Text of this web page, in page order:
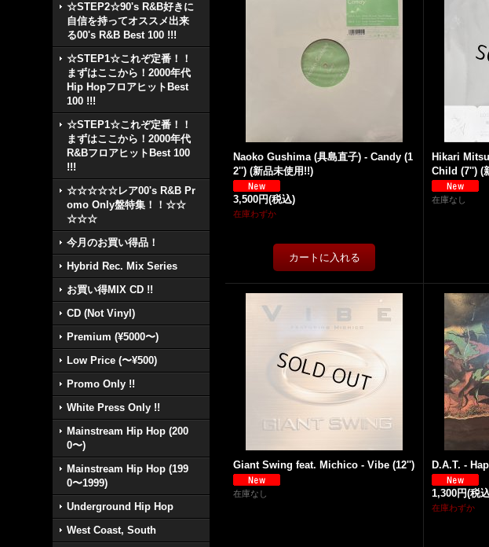
☆STEP2☆90's R&B好きに
自信を持ってオススメ出来
る00's R&B Best 100 !!!
☆STEP1☆これぞ定番！！
まずはここから！2000年代
Hip HopフロアヒットBest
100 !!!
☆STEP1☆これぞ定番！！
まずはここから！2000年代
R&BフロアヒットBest 100
!!!
☆☆☆☆☆レア00's R&B Pr
omo Only盤特集！！☆☆
☆☆☆
今月のお買い得品！
Hybrid Rec. Mix Series
お買い得MIX CD !!
CD (Not Vinyl)
Premium (¥5000〜)
Low Price (〜¥500)
Promo Only !!
White Press Only !!
Mainstream Hip Hop (200
0〜)
Mainstream Hip Hop (199
0〜1999)
Underground Hip Hop
West Coast, South
Naoko Gushima (具島直子) - Candy (1
2'') (新品未使用!!)
3,500円(税込)
在庫わずか
Hikari
Child (7'') (
在庫なし
Giant Swing feat. Michico - Vibe (12'')
在庫なし
D.A.T. -
1,300円(税
在庫わずか